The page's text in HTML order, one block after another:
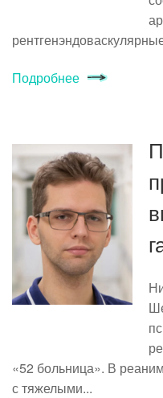
Подробнее
«52 больница». В
с тяжелыми...